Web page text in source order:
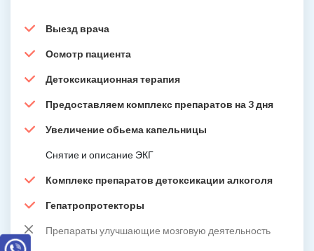
Выезд врача
Осмотр пациента
Детоксикационная терапия
Предоставляем комплекс препаратов на 3 дня
Увеличение обьема капельницы
Снятие и описание ЭКГ
Комплекс препаратов детоксикации алкоголя
Гепатропротекторы
Препараты улучшающие мозговую деятельность